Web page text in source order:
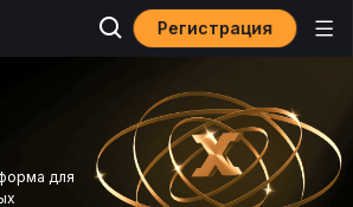
Регистрация
для